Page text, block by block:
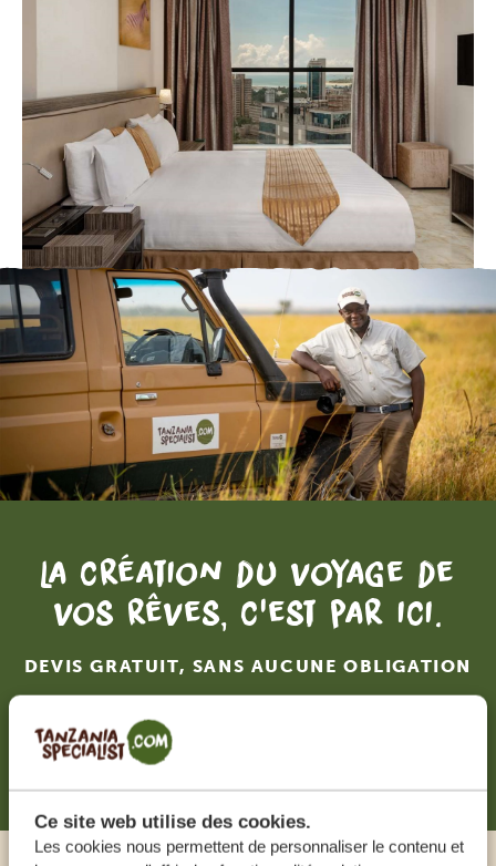
Ce site web utilise des cookies.
Les cookies nous permettent de personnaliser le contenu et
La création du voyage de
vos rêves, c'est par ici.
DEVIS GRATUIT, SANS AUCUNE OBLIGATION
RECEVOIR UNE OFFRE SUR MESURE